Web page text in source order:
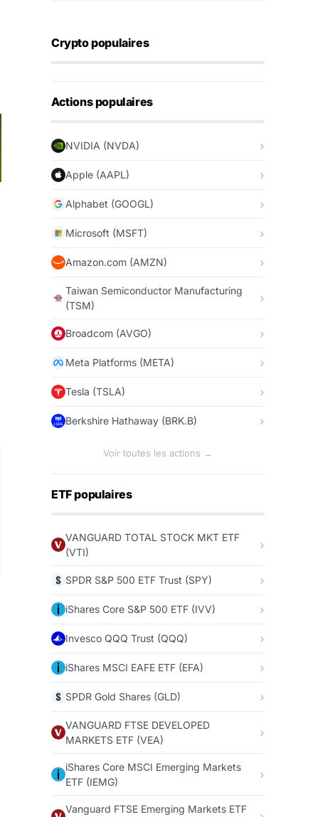
Crypto populaires
Actions populaires
NVIDIA (NVDA)
Apple (AAPL)
Alphabet (GOOGL)
Microsoft (MSFT)
Amazon.com (AMZN)
Taiwan Semiconductor Manufacturing
(TSM)
Broadcom (AVGO)
Meta Platforms (META)
Tesla (TSLA)
Berkshire Hathaway (BRK.B)
Voir toutes les actions →
ETF populaires
VANGUARD TOTAL STOCK MKT ETF
(VTI)
SPDR S&P 500 ETF Trust (SPY)
iShares Core S&P 500 ETF (IVV)
Invesco QQQ Trust (QQQ)
iShares MSCI EAFE ETF (EFA)
SPDR Gold Shares (GLD)
VANGUARD FTSE DEVELOPED
MARKETS ETF (VEA)
iShares Core MSCI Emerging Markets
ETF (IEMG)
Vanguard FTSE Emerging Markets ETF